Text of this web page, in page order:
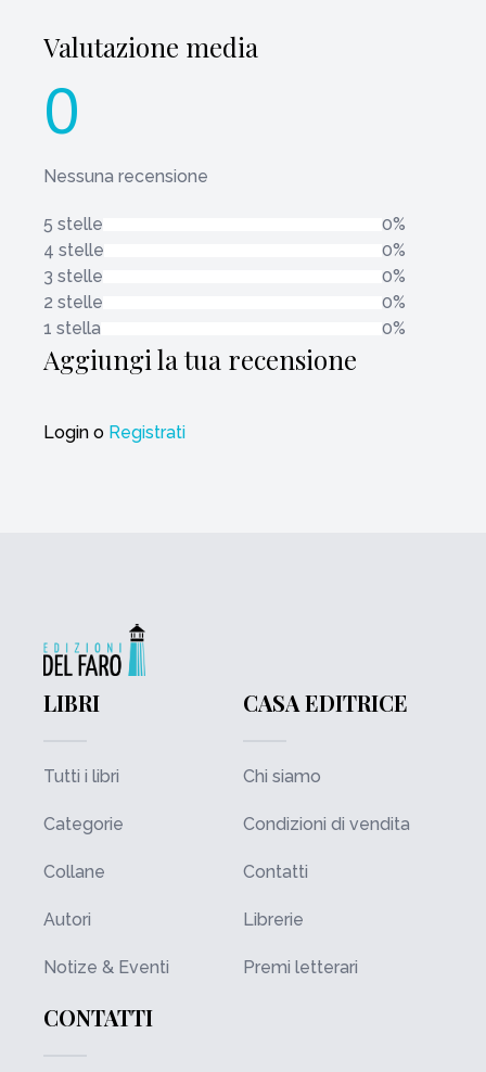
Valutazione media
0
Nessuna recensione
5 stelle
0%
4 stelle
0%
3 stelle
0%
2 stelle
0%
1 stella
0%
Aggiungi la tua recensione
Login o Registrati
LIBRI
Tutti i libri
Categorie
Collane
Autori
Notize & Eventi
CASA EDITRICE
Chi siamo
Condizioni di vendita
Contatti
Librerie
Premi letterari
CONTATTI